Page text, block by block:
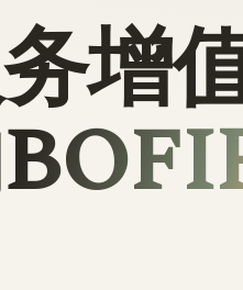
增